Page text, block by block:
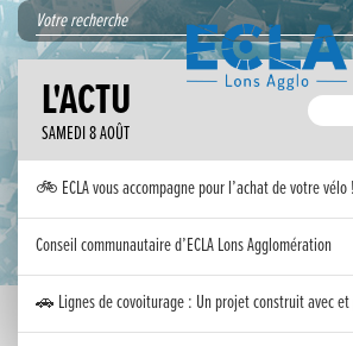
L'ACTU
SAMEDI 8 AOÛT
🚲 ECLA vous accompagne pour l’achat de votre vélo !
Conseil communautaire d’ECLA Lons Agglomération
🚗 Lignes de covoiturage : Un projet construit avec